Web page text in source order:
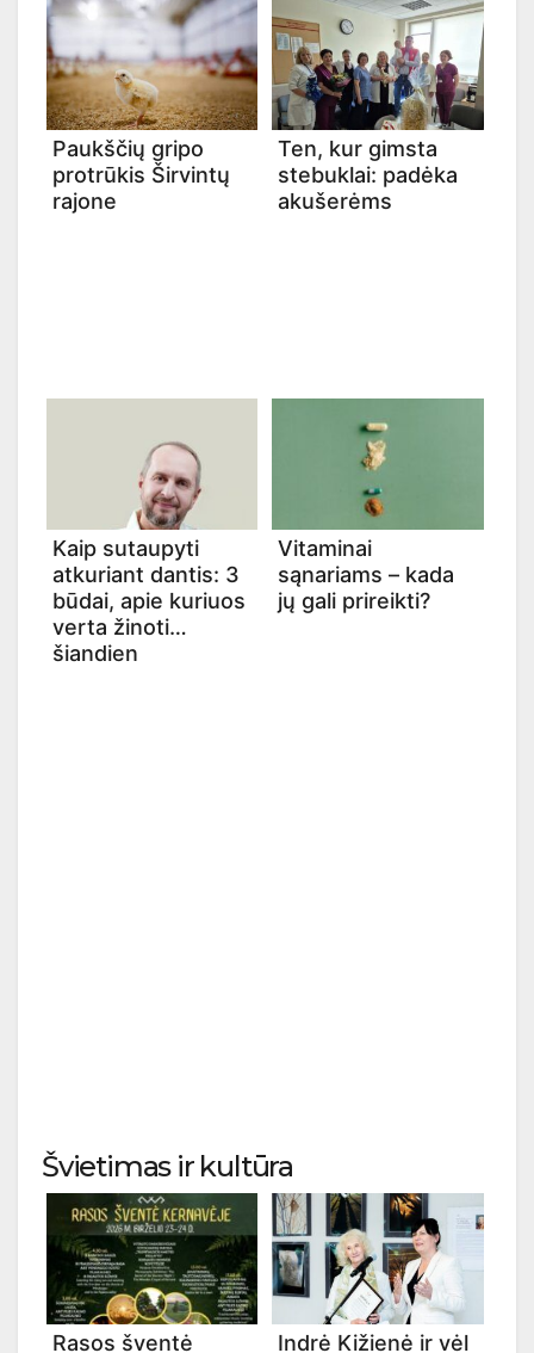
Paukščių gripo
protrūkis Širvintų
rajone
Ten, kur gimsta
stebuklai: padėka
akušerėms
Kaip sutaupyti
atkuriant dantis: 3
būdai, apie kuriuos
verta žinoti
šiandien
Vitaminai
sąnariams – kada
jų gali prireikti?
Švietimas ir kultūra
Rasos šventė Indrė Kižienė ir vėl